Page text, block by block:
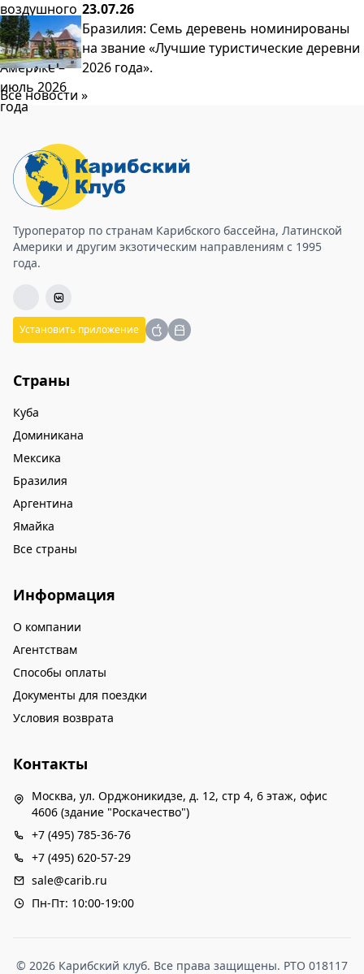
23.07.26
Бразилия: Семь деревень номинированы
на звание «Лучшие туристические деревни
2026 года».
Все новости »
Туроператор по странам Карибского бассейна, Латинской
Америки и другим экзотическим направлениям с 1995
года.
Установить приложение
Страны
Куба
Доминикана
Мексика
Бразилия
Аргентина
Ямайка
Все страны
Информация
О компании
Агентствам
Способы оплаты
Документы для поездки
Условия возврата
Контакты
Москва, ул. Орджоникидзе, д. 12, стр 4, 6 этаж, офис
4606 (здание "Роскачество")
+7 (495) 785-36-76
+7 (495) 620-57-29
sale@carib.ru
Пн-Пт: 10:00-19:00
© 2026 Карибский клуб. Все права защищены. РТО 018117